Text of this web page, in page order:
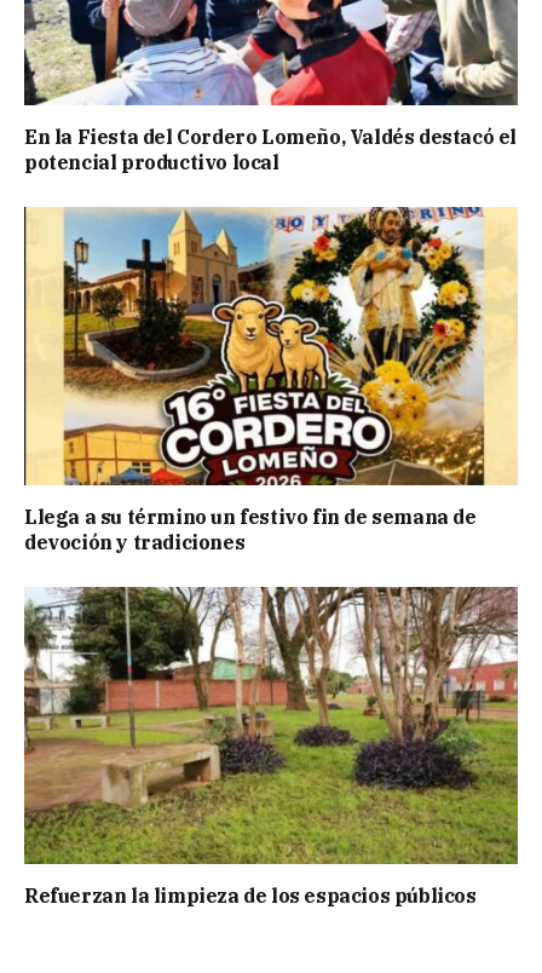
En la Fiesta del Cordero Lomeño, Valdés destacó el
potencial productivo local
Llega a su término un festivo fin de semana de
devoción y tradiciones
Refuerzan la limpieza de los espacios públicos